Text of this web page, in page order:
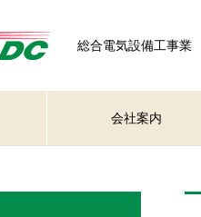
総合電気設備工事
会社案内